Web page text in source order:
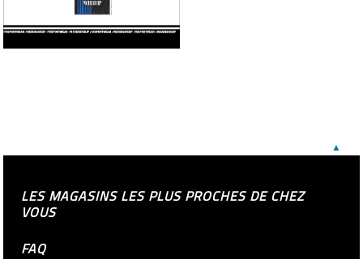
▲
LES MAGASINS LES PLUS PROCHES DE CHEZ
VOUS
FAQ